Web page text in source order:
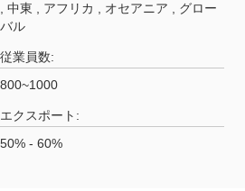
, 中東 , アフリカ , オセアニア , グロー
バル
従業員数:
800~1000
エクスポート:
50% - 60%